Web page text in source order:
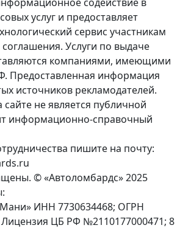
услуг и предоставляет
сервис участникам
Услуги по выдаче
компаниями, имеющими
Предоставленная информация
источников рекламодателей.
не является публичной
информационно-справочный
пишите на почту:
© «Автоломбардс» 2025
ИНН 7730634468; ОГРН
Лицензия ЦБ РФ №2110177000471; 8